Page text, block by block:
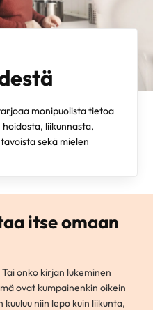
monipuolista tietoa
liikunnasta,
sekä mielen
itse omaan
onko kirjan lukeminen
ovat kumpainenkin oikein
niin lepo kuin liikunta,